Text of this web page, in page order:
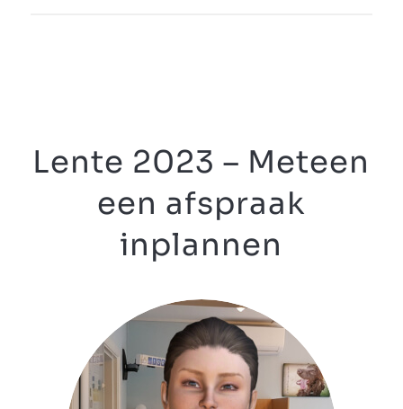
Lente 2023 – Meteen
een afspraak
inplannen